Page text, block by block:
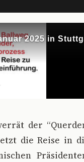
der
die Reise in